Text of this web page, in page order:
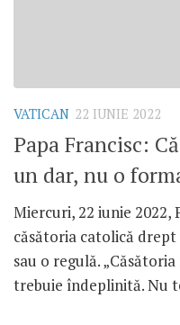
VATICAN 22 IUNIE 2022
Papa Francisc:
un dar, nu o
Miercuri, 22 iunie 2022,
căsătoria catolică
sau o regulă.
trebuie îndeplinită. Nu